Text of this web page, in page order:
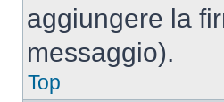
aggiungere la
messaggio).
Top